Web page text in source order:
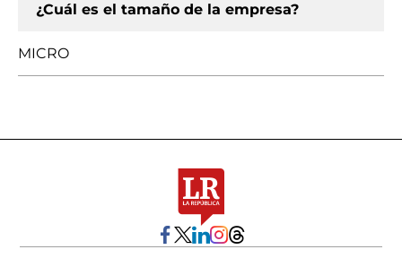
¿Cuál es el tamaño de la empresa?
MICRO